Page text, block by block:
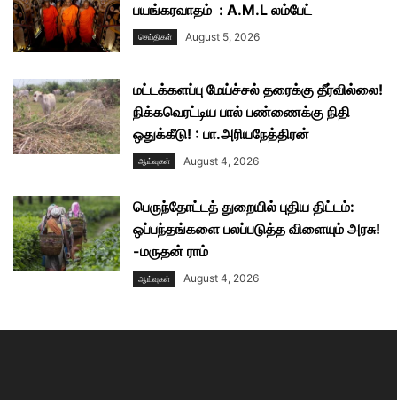
பயங்கரவாதம் : A.M.L லம்பேட்
செய்திகள் August 5, 2026
மட்டக்களப்பு மேய்ச்சல் தரைக்கு தீர்வில்லை!
நிக்கவெரட்டிய பால் பண்ணைக்கு நிதி
ஒதுக்கீடு! : பா.அரியநேத்திரன்
ஆய்வுகள் August 4, 2026
பெருந்தோட்டத் துறையில் புதிய திட்டம்:
ஒப்பந்தங்களை பலப்படுத்த விளையும் அரசு!
-மருதன் ராம்
ஆய்வுகள் August 4, 2026